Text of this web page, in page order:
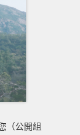
（公開組